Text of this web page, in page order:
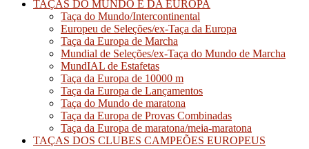
TAÇAS DO MUNDO E DA EUROPA
Taça do Mundo/Intercontinental
Europeu de Seleções/ex-Taça da Europa
Taça da Europa de Marcha
Mundial de Seleções/ex-Taça do Mundo de Marcha
MundIAL de Estafetas
Taça da Europa de 10000 m
Taça da Europa de Lançamentos
Taça do Mundo de maratona
Taça da Europa de Provas Combinadas
Taça da Europa de maratona/meia-maratona
TAÇAS DOS CLUBES CAMPEÕES EUROPEUS